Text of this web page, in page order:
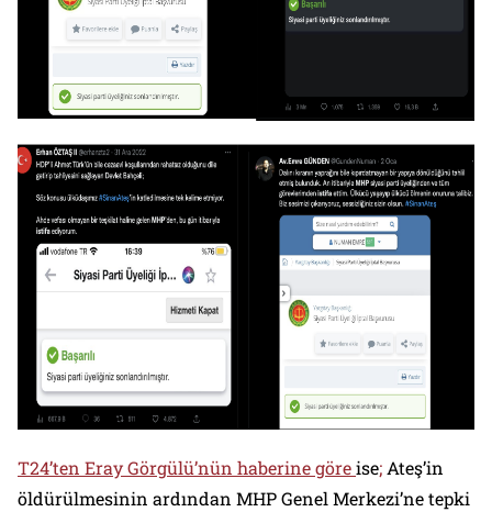
T24’ten Eray Görgülü’nün haberine göreise;Ateş’in
öldürülmesinin ardından MHP Genel Merkezi’ne tepki